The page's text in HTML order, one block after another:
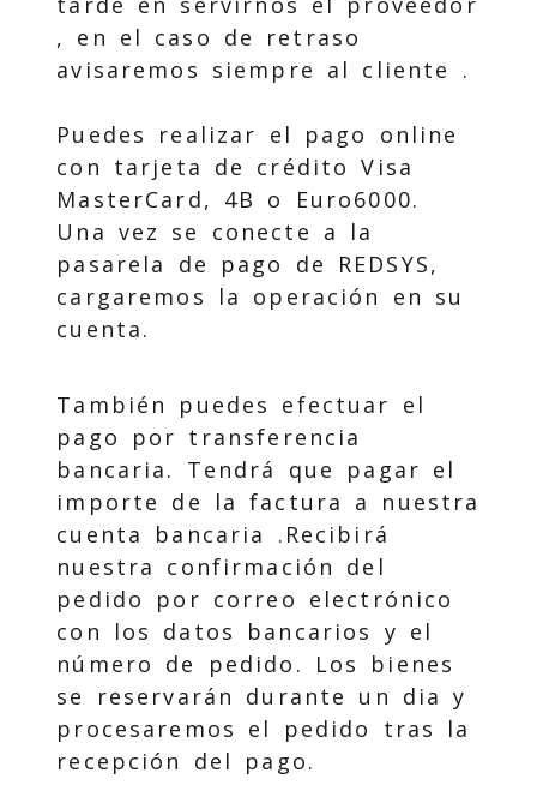
, en el caso de retraso
avisaremos siempre al cliente .
Puedes realizar el pago online
con tarjeta de crédito Visa
MasterCard, 4B o Euro6000.
Una vez se conecte a la
pasarela de pago de REDSYS,
cargaremos la operación en su
cuenta.
También puedes efectuar el
pago por transferencia
bancaria. Tendrá que pagar el
importe de la factura a nuestra
cuenta bancaria .Recibirá
nuestra confirmación del
pedido por correo electrónico
con los datos bancarios y el
número de pedido. Los bienes
se reservarán durante un dia y
procesaremos el pedido tras la
recepción del pago.